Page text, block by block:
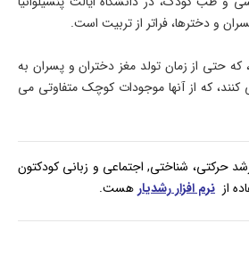
و دخترها، فراتر از تربیت است.
حتی از زمان تولد مغز دختران و پسران به
که از آنها موجودات کوچک متفاوتی می
حرکتی، شناختی, اجتماعی و زبانی کودکتون
از نرم افزار رشدیار هست.